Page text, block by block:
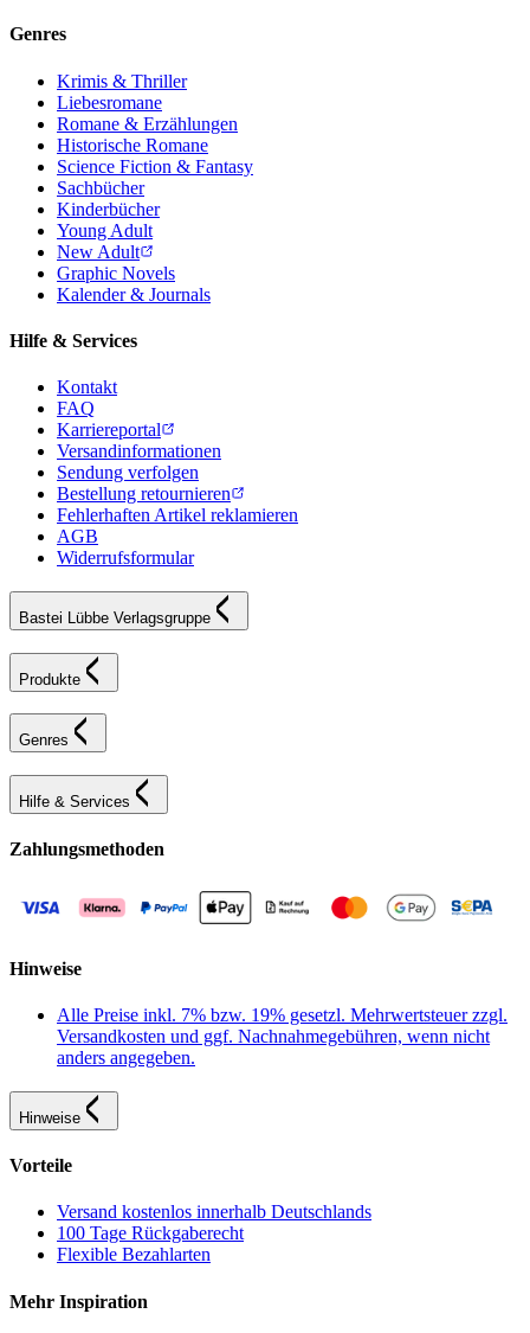
Genres
Krimis & Thriller
Liebesromane
Romane & Erzählungen
Historische Romane
Science Fiction & Fantasy
Sachbücher
Kinderbücher
Young Adult
New Adult
Graphic Novels
Kalender & Journals
Hilfe & Services
Kontakt
FAQ
Karriereportal
Versandinformationen
Sendung verfolgen
Bestellung retournieren
Fehlerhaften Artikel reklamieren
AGB
Widerrufsformular
Bastei Lübbe Verlagsgruppe
Produkte
Genres
Hilfe & Services
Zahlungsmethoden
Hinweise
Alle Preise inkl. 7% bzw. 19% gesetzl. Mehrwertsteuer zzgl.
Versandkosten und ggf. Nachnahmegebühren, wenn nicht
anders angegeben.
Hinweise
Vorteile
Versand kostenlos innerhalb Deutschlands
100 Tage Rückgaberecht
Flexible Bezahlarten
Mehr Inspiration